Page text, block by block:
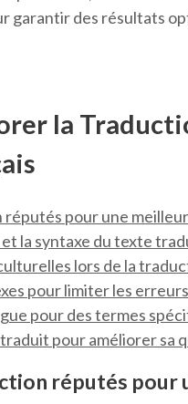
garantir des résultats
la
pour une
la syntaxe du texte
lors de la
pour limiter les
pour des termes
pour améliorer sa
réputés pour